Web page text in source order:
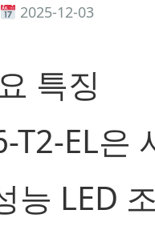
2025-12-03
특징
T2-EL은
능 LED